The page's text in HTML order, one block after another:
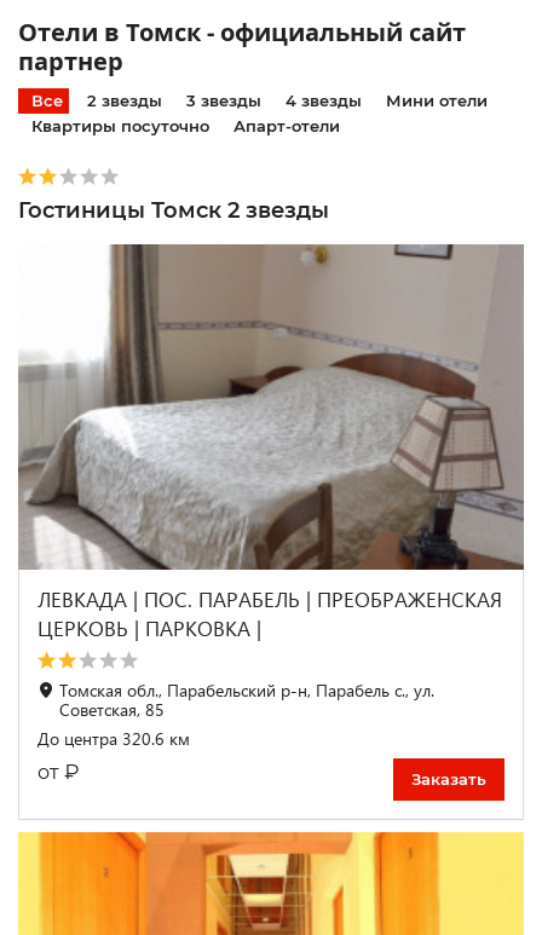
Отели в Томск - официальный сайт
партнер
Все 2 звезды 3 звезды 4 звезды
Мини отели
Квартиры посуточно
Апарт-отели
Гостиницы Томск 2 звезды
ЛЕВКАДА | ПОС. ПАРАБЕЛЬ | ПРЕОБРАЖЕНСКАЯ
ЦЕРКОВЬ | ПАРКОВКА |
Томская обл., Парабельский р-н, Парабель с., ул.
Советская, 85
До центра 320.6 км
от ₽ Заказать